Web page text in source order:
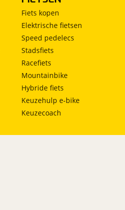
Fiets kopen
Elektrische fietsen
Speed pedelecs
Stadsfiets
Racefiets
Mountainbike
Hybride fiets
Keuzehulp e-bike
Keuzecoach